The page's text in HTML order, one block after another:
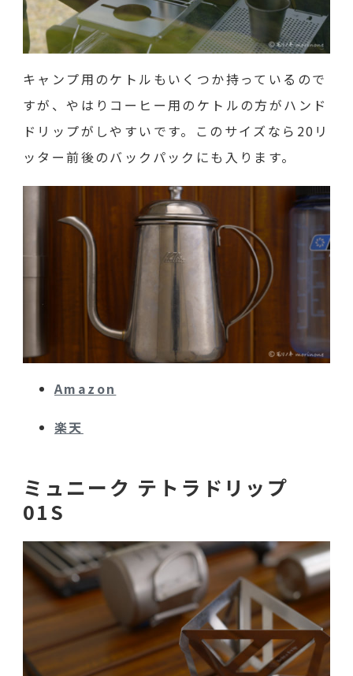
キャンプ用のケトルもいくつか持っているので
すが、やはりコーヒー用のケトルの方がハンド
ドリップがしやすいです。このサイズなら20リ
ッター前後のバックパックにも入ります。
Amazon
楽天
ミュニーク テトラドリップ
01S